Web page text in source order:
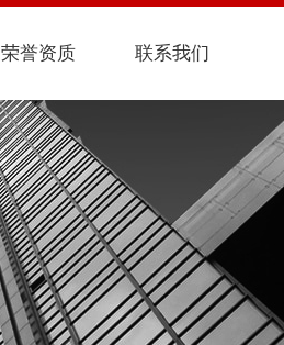
荣誉资质 联系我们